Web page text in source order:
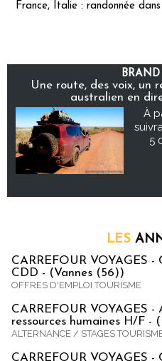
France, Italie : randonnée
Une route, des voix, un
australien en
À
5
LES
CARREFOUR VOYAGES -
CDD - (Vannes (56))
OFFRES D'EMPLOI TOURISME
CARREFOUR VOYAGES
ressources humaines H/F -
ALTERNANCE / STAGES
CARREFOUR VOYAGES -